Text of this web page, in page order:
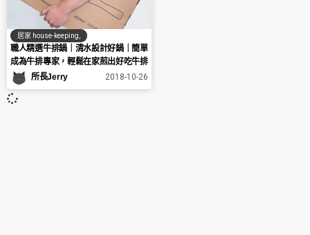
居家 house-keeping
職人精選牛排鍋｜清水設計好鍋｜簡單
成為牛排專家，輕鬆在家煎出好吃牛排
所長Jerry
2018-10-26